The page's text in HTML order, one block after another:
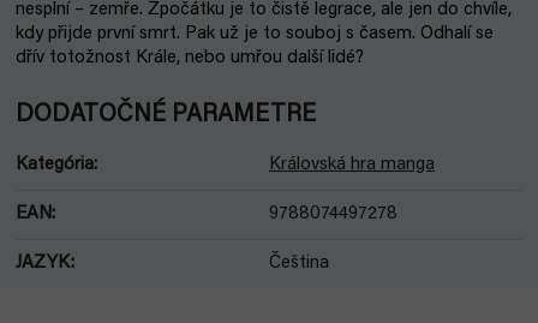
nesplní – zemře. Zpočátku je to čistě legrace, ale jen do chvíle,
kdy přijde první smrt. Pak už je to souboj s časem. Odhalí se
dřív totožnost Krále, nebo umřou další lidé?
DODATOČNÉ PARAMETRE
Kategória: Královská hra manga
EAN: 9788074497278
JAZYK: Čeština